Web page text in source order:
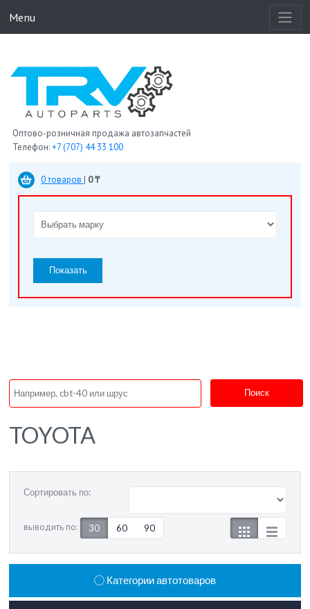
Menu
Оптово-розничная продажа автозапчастей
Телефон:+7 (707) 44 33 100
0 товаров | 0 ₸
Показать
Поиск
TOYOTA
Сортировать по:
выводить по: 30 60 90
Категории автотоваров